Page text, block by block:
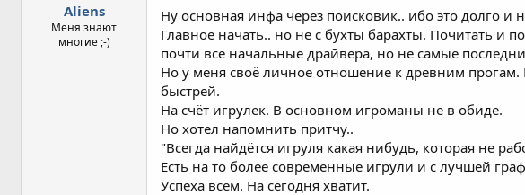
Aliens
Меня знают
многие ;-)
Ну основная инфа через поисковик.. ибо это долго и
Главное начать.. но не с бухты барахты. Почитать и
почти все начальные драйвера, но не самые
Но у меня своё личное отношение к древним
быстрей.
На счёт игрулек. В основном игроманы не в обиде.
Но хотел напомнить притчу..
"Всегда найдётся игруля какая нибудь, которая не
Есть на то более современные игрули и с лучшей
Успеха всем. На сегодня хватит.